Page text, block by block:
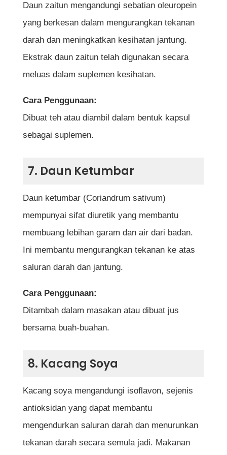
Daun zaitun mengandungi sebatian oleuropein
yang berkesan dalam mengurangkan tekanan
darah dan meningkatkan kesihatan jantung.
Ekstrak daun zaitun telah digunakan secara
meluas dalam suplemen kesihatan.
Cara Penggunaan:
Dibuat teh atau diambil dalam bentuk kapsul
sebagai suplemen.
7. Daun Ketumbar
Daun ketumbar (Coriandrum sativum)
mempunyai sifat diuretik yang membantu
membuang lebihan garam dan air dari badan.
Ini membantu mengurangkan tekanan ke atas
saluran darah dan jantung.
Cara Penggunaan:
Ditambah dalam masakan atau dibuat jus
bersama buah-buahan.
8. Kacang Soya
Kacang soya mengandungi isoflavon, sejenis
antioksidan yang dapat membantu
mengendurkan saluran darah dan menurunkan
tekanan darah secara semula jadi. Makanan